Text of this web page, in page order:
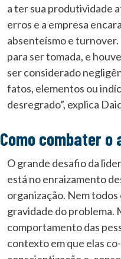
a ter sua produtividade
erros e a empresa
absenteísmo e
para ser tomada, e
ser considerado
fatos, elementos ou
desregrado”, explica
Como combater
O grande desafio da
está no enraizamento
organização. Nem
gravidade do problema.
comportamento das
contexto em que elas